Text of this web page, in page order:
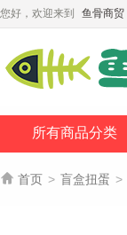
您好，欢迎来到 鱼骨商贸
所有商品分类
 首页 > 盲盒扭蛋 >